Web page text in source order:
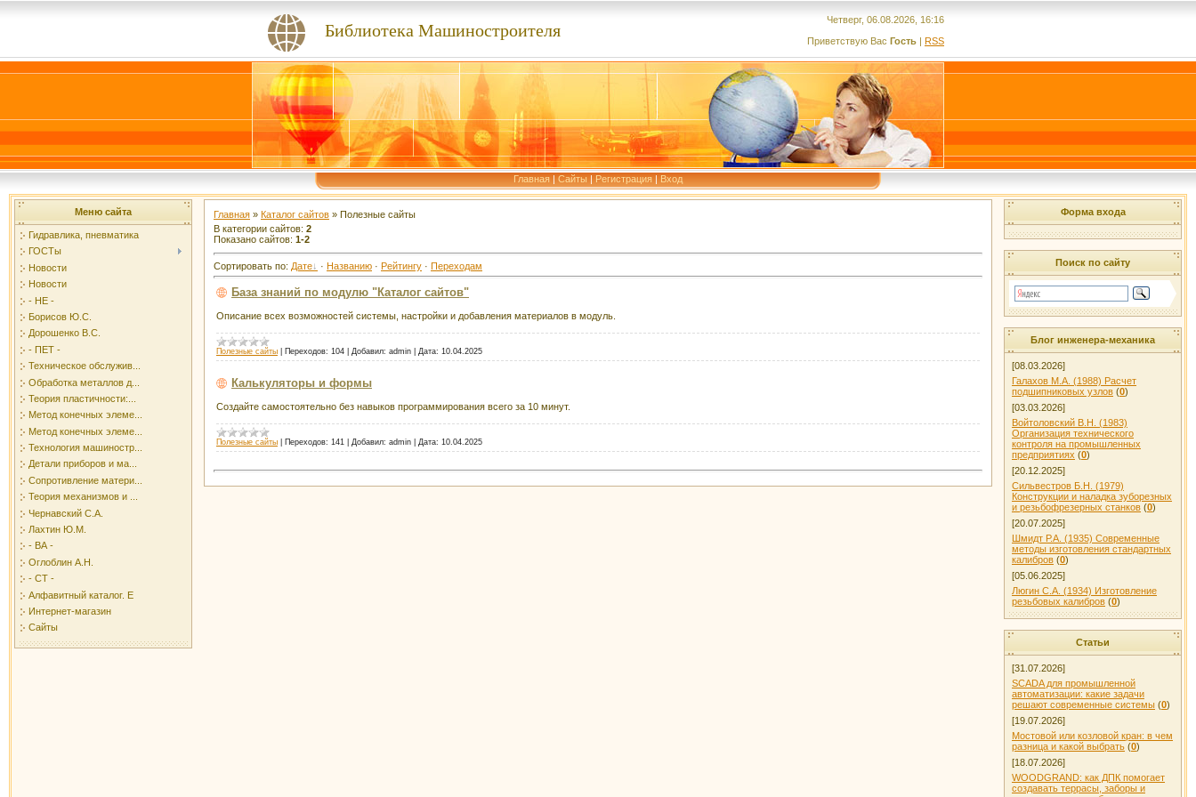
Библиотека Машиностроителя
Четверг, 06.08.2026, 16:16
Приветствую Вас Гость | RSS
Главная | Сайты | Регистрация | Вход
Меню сайта
Гидравлика, пневматика
ГОСТы
Новости
Новости
- НЕ -
Борисов Ю.С.
Дорошенко В.С.
- ПЕТ -
Техническое обслужив...
Обработка металлов д...
Теория пластичности:...
Метод конечных элеме...
Метод конечных элеме...
Технология машиностр...
Детали приборов и ма...
Сопротивление матери...
Теория механизмов и ...
Чернавский С.А.
Лахтин Ю.М.
- ВА -
Оглоблин А.Н.
- СТ -
Алфавитный каталог. Е
Интернет-магазин
Сайты
Главная » Каталог сайтов » Полезные сайты
В категории сайтов: 2
Показано сайтов: 1-2
Сортировать по: Дате · Названию · Рейтингу · Переходам
База знаний по модулю "Каталог сайтов"
Описание всех возможностей системы, настройки и добавления материалов в модуль.
Полезные сайты Переходов: 104 Добавил: admin Дата: 10.04.2025
Калькуляторы и формы
Создайте самостоятельно без навыков программирования всего за 10 минут.
Полезные сайты Переходов: 141 Добавил: admin Дата: 10.04.2025
Форма входа
Поиск по сайту
Блог инженера-механика
[08.03.2026]
Галахов М.А. (1988) Расчет
подшипниковых узлов (0)
[03.03.2026]
Войтоловский В.Н. (1983)
Организация технического
контроля на промышленных
предприятиях (0)
[20.12.2025]
Сильвестров Б.Н. (1979)
Конструкции и наладка зуборезных
и резьбофрезерных станков (0)
[20.07.2025]
Шмидт Р.А. (1935) Современные
методы изготовления стандартных
калибров (0)
[05.06.2025]
Люгин С.А. (1934) Изготовление
резьбовых калибров (0)
Статьи
[31.07.2026]
SCADA для промышленной
автоматизации: какие задачи
решают современные системы (0)
[19.07.2026]
Мостовой или козловой кран: в чем
разница и какой выбрать (0)
[18.07.2026]
WOODGRAND: как ДПК помогает
создавать террасы, заборы и